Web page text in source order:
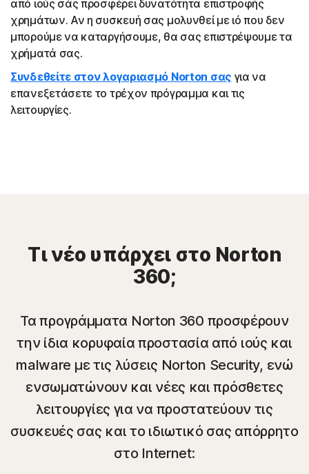
από ιούς σάς προσφέρει δυνατότητα επιστροφής
χρημάτων. Αν η συσκευή σας μολυνθεί με ιό που δεν
μπορούμε να καταργήσουμε, θα σας επιστρέψουμε τα
χρήματά σας.
Συνδεθείτε στον λογαριασμό Norton σας για να
επανεξετάσετε το τρέχον πρόγραμμα και τις
λειτουργίες.
Τι νέο υπάρχει στο Norton
360;
Τα προγράμματα Norton 360 προσφέρουν
την ίδια κορυφαία προστασία από ιούς και
malware με τις λύσεις Norton Security, ενώ
ενσωματώνουν και νέες και πρόσθετες
λειτουργίες για να προστατεύουν τις
συσκευές σας και το ιδιωτικό σας απόρρητο
στο Internet: